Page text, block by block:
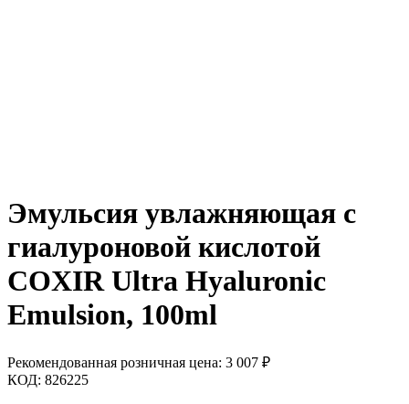
Эмульсия увлажняющая с
гиалуроновой кислотой
COXIR Ultra Hyaluronic
Emulsion, 100ml
Рекомендованная розничная цена: 3 007 ₽
КОД: 826225